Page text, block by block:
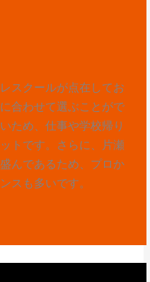
スクールが点在してお
合わせて選ぶことがで
ため、仕事や学校帰り
トです。さらに、片瀬
んであるため、プロか
スも多いです。